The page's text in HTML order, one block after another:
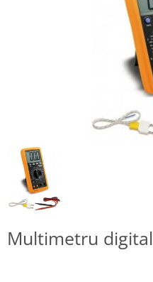
Multimetru digital